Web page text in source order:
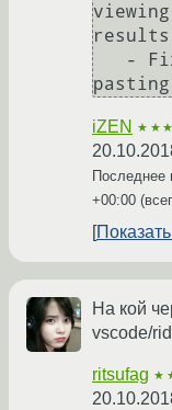
results
iZEN
Последнее
+00:00
На кой
vscode/
ritsufag